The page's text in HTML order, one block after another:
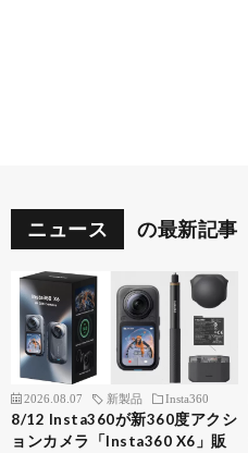
ニュース の最新記事
2026.08.07 新製品 Insta360
8/12 Insta360が新360度アクシ
ョンカメラ「Insta360 X6」販